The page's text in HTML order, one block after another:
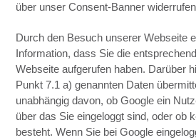
über unser Consent-Banner
Durch den Besuch unserer Webseite
Information, dass Sie die
Webseite aufgerufen haben. Darüber
Punkt 7.1 a) genannten Daten
unabhängig davon, ob Google ein
über das Sie eingeloggt sind, oder ob
besteht. Wenn Sie bei Google